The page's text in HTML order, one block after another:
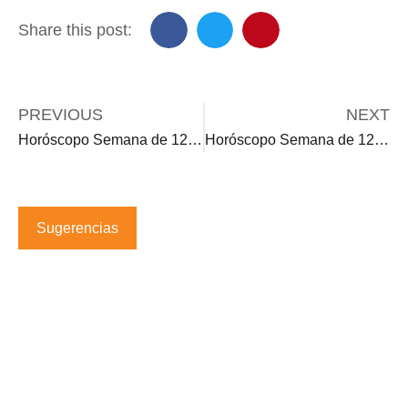
Share this post:
PREVIOUS
Horóscopo Semana de 12•8•25
NEXT
Horóscopo Semana de 12•22•25
Sugerencias